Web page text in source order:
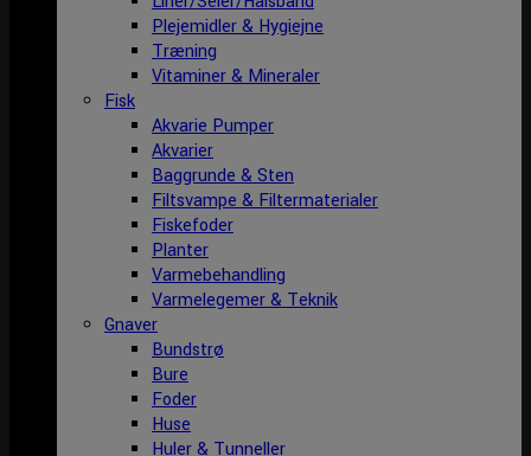
Plejemidler & Hygiejne
Træning
Vitaminer & Mineraler
Fisk
Akvarie Pumper
Akvarier
Baggrunde & Sten
Filtsvampe & Filtermaterialer
Fiskefoder
Planter
Varmebehandling
Varmelegemer & Teknik
Gnaver
Bundstrø
Bure
Foder
Huse
Huler & Tunneller